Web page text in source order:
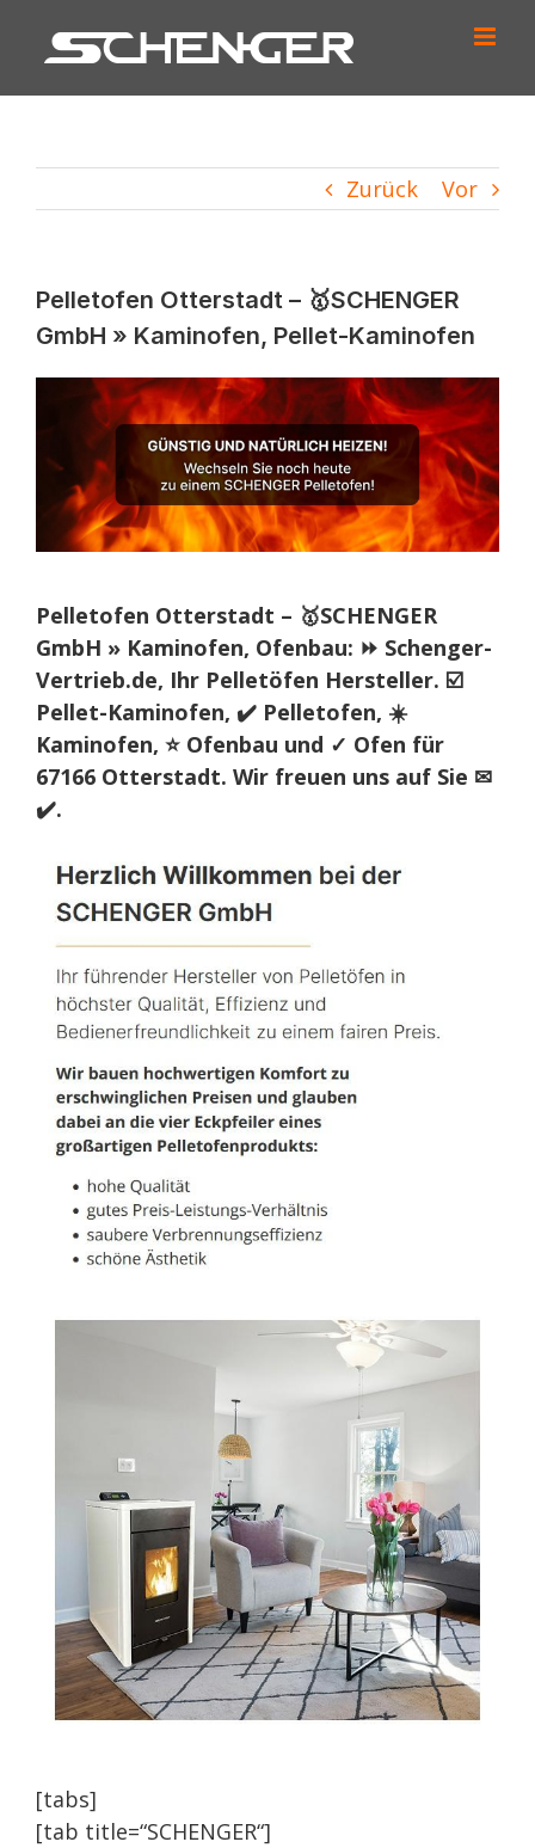
Inhalt
Zurück Vor
Pelletofen Otterstadt – 🥇SCHENGER
GmbH » Kaminofen, Pellet-Kaminofen
Pelletofen Otterstadt – 🥇SCHENGER
GmbH » Kaminofen, Ofenbau: ⏩ Schenger-
Vertrieb.de, Ihr Pelletöfen Hersteller. ☑️
Pellet-Kaminofen, ✔️ Pelletofen, ☀️
Kaminofen, ⭐ Ofenbau und ✓ Ofen für
67166 Otterstadt. Wir freuen uns auf Sie ✉
✔️.
[tabs]
[tab title=“SCHENGER“]